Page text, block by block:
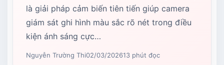
là giải pháp cảm biến tiên tiến giúp camera
giám sát ghi hình màu sắc rõ nét trong điều
kiện ánh sáng cực…
Nguyễn Trường Thi02/03/202613 phút đọc